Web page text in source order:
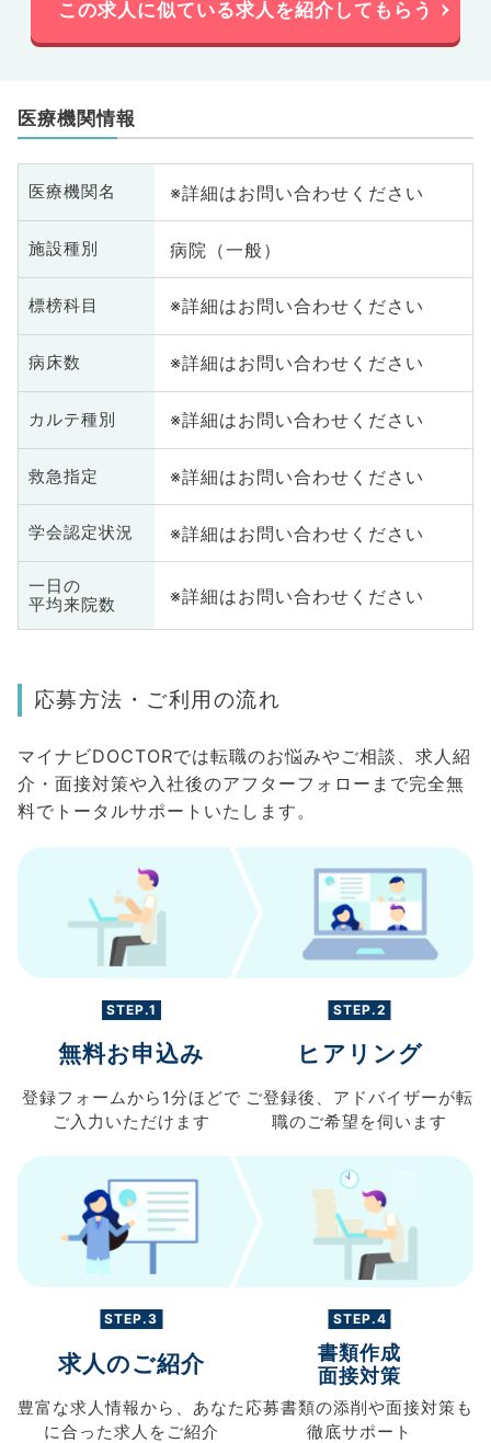
この求人に似ている求人を紹介してもらう
医療機関情報
医療機関名 ※詳細はお問い合わせください
施設種別 病院（一般）
標榜科目 ※詳細はお問い合わせください
病床数 ※詳細はお問い合わせください
カルテ種別 ※詳細はお問い合わせください
救急指定 ※詳細はお問い合わせください
学会認定状況 ※詳細はお問い合わせください
一日の
平均来院数
※詳細はお問い合わせください
応募方法・ご利用の流れ
マイナビDOCTORでは転職のお悩みやご相談、求人紹
介・面接対策や入社後のアフターフォローまで完全無
料でトータルサポートいたします。
STEP.1
無料お申込み
登録フォームから 1分ほどで
ご入力 いただけます
STEP.2
ヒアリング
ご登録後、 アドバイザーが転
職のご希望を伺います
STEP.3
求人のご紹介
豊富な求人情報から、 あなた
に合った求人を ご紹介
STEP.4
書類作成
面接対策
応募書類の添削や面接対策も
徹底サポート